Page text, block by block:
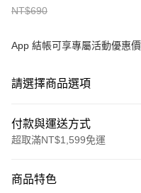
NT$690
App 結帳可享專屬活動優惠價
請選擇商品選項
付款與運送方式
超取滿NT$1,599免運
信用卡一次付款
商品特色